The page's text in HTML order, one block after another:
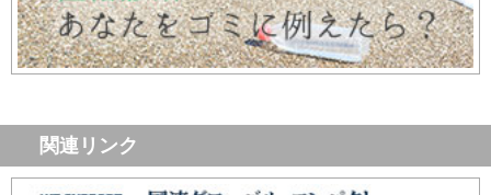
関連リンク